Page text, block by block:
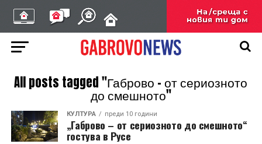
All posts tagged "Габрово – от сериозното
до смешното"
КУЛТУРА преди 10 години
„Габрово – от сериозното до смешното“
гостува в Русе